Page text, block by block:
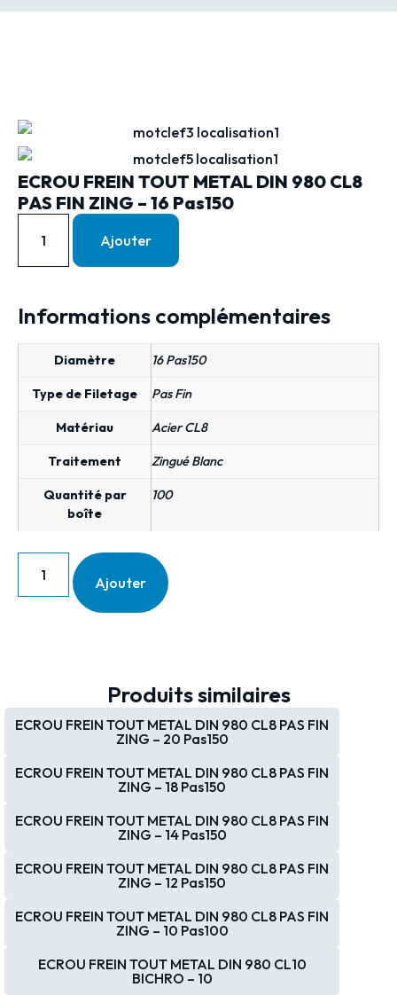
ECROU FREIN TOUT METAL DIN 980 CL8
PAS FIN ZING – 16 Pas150
Ajouter
Informations complémentaires
Diamètre 16 Pas150
Type de Filetage Pas Fin
Matériau Acier CL8
Traitement Zingué Blanc
Quantité par
boîte
100
Ajouter
Produits similaires
ECROU FREIN TOUT METAL DIN 980 CL8 PAS FIN
ZING – 20 Pas150
ECROU FREIN TOUT METAL DIN 980 CL8 PAS FIN
ZING – 18 Pas150
ECROU FREIN TOUT METAL DIN 980 CL8 PAS FIN
ZING – 14 Pas150
ECROU FREIN TOUT METAL DIN 980 CL8 PAS FIN
ZING – 12 Pas150
ECROU FREIN TOUT METAL DIN 980 CL8 PAS FIN
ZING – 10 Pas100
ECROU FREIN TOUT METAL DIN 980 CL10
BICHRO – 10